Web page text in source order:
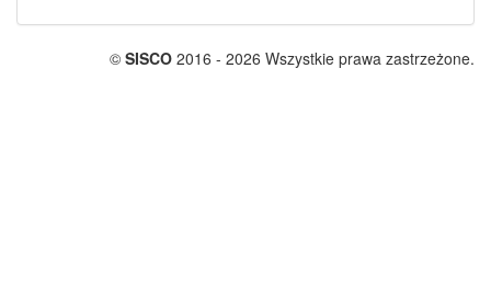
© SISCO 2016 - 2026 Wszystkie prawa zastrzeżone.